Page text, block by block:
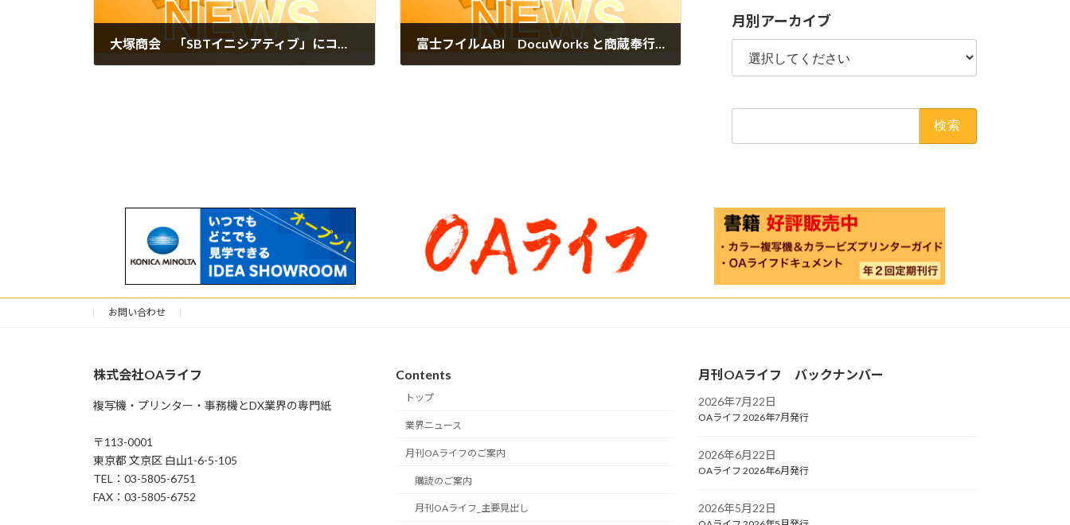
大塚商会 「SBTイニシアティブ」にコミットメントレターを提出 富士フイルムBI DocuWorks と商蔵奉行クラウドを連携 基幹業務プロセスの生産性向上を支援
月別アーカイブ
お問い合わせ
株式会社OAライフ
複写機・プリンター・事務機とDX業界の専門紙
〒113-0001
東京都 文京区 白山1-6-5-105
TEL：03-5805-6751
FAX：03-5805-6752
Contents
トップ
業界ニュース
月刊OAライフのご案内
購読のご案内
月刊OAライフ_主要見出し
月刊OAライフ バックナンバー
2026年7月22日
OAライフ 2026年7月発行
2026年6月22日
OAライフ 2026年6月発行
2026年5月22日